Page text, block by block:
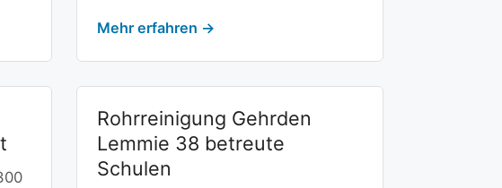
Mehr erfahren →
Rohrreinigung Gehrden
Lemmie 38 betreute
Schulen